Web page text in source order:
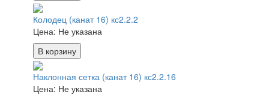
Колодец (канат 16) кс2.2.2
Цена: Не указана
В корзину
Наклонная сетка (канат 16) кс2.2.16
Цена: Не указана